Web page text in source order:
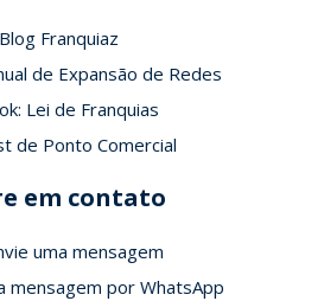
Blog Franquiaz
de Expansão de Redes
Lei de Franquias
de Ponto Comercial
em contato
uma mensagem
mensagem por WhatsApp